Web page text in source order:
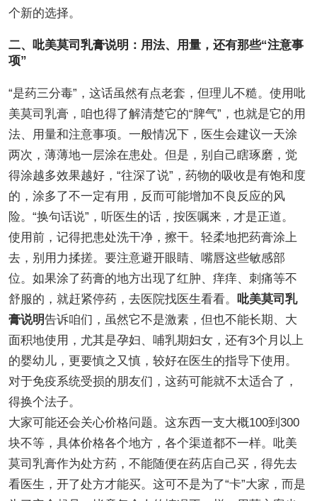
个新的选择。
二、吡美莫司乳膏说明：用法、用量，还有那些“注意事
项”
“是药三分毒”，这话虽然有点老套，但理儿不糙。使用吡
美莫司乳膏，咱也得了解清楚它的“脾气”，也就是它的用
法、用量和注意事项。一般情况下，医生会建议一天涂
两次，薄薄地一层涂在患处。但是，别自己瞎琢磨，觉
得涂越多效果越好，“往深了说”，药物的吸收是有饱和度
的，涂多了不一定有用，反而可能增加不良反应的风
险。“换句话说”，听医生的话，按医嘱来，才是正道。
使用前，记得把患处洗干净，擦干。轻柔地把药膏涂上
去，别用力揉搓。要注意避开眼睛、嘴唇这些敏感部
位。如果涂了药膏的地方出现了红肿、痒痒、刺痛等不
舒服的，就赶紧停药，去医院找医生看看。
吡美莫司乳
膏说明告诉咱们，虽然它不是激素，但也不能长期、大
面积地使用，尤其是孕妇、哺乳期妇女，还有3个月以上
的婴幼儿，更要慎之又慎，较好在医生的指导下使用。
对于免疫系统受损的朋友们，这药可能就不太适合了，
得换个法子。
大家可能还会关心价格问题。这东西一支大概100到300
块不等，具体价格各个地方，各个渠道都不一样。吡美
莫司乳膏作为处方药，不能随便在药店自己买，得先去
看医生，开了处方才能买。这可不是为了“卡”大家，而是